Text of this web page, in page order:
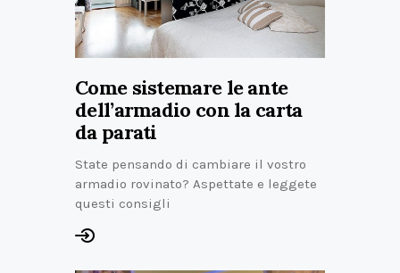
Come sistemare le ante
dell’armadio con la carta
da parati
State pensando di cambiare il vostro
armadio rovinato? Aspettate e leggete
questi consigli